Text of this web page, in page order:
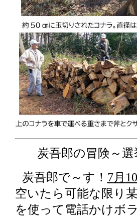
炭吾郎の冒険 ～選
炭吾郎で～す！ 7月 10
空いたら可能な限り
を使って電話かけボ